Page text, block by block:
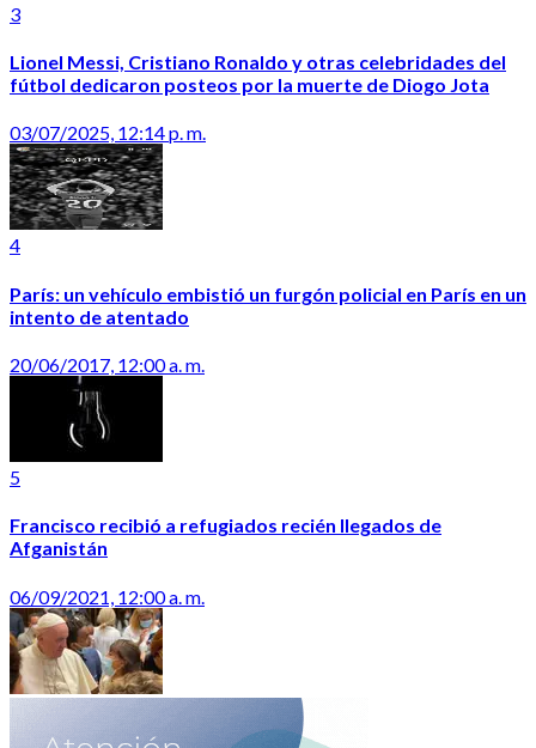
3
Lionel Messi, Cristiano Ronaldo y otras celebridades del
fútbol dedicaron posteos por la muerte de Diogo Jota
03/07/2025, 12:14 p. m.
4
París: un vehículo embistió un furgón policial en París en un
intento de atentado
20/06/2017, 12:00 a. m.
5
Francisco recibió a refugiados recién llegados de
Afganistán
06/09/2021, 12:00 a. m.